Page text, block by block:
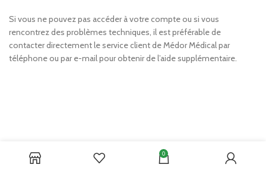
Si vous ne pouvez pas accéder à votre compte ou si vous
rencontrez des problèmes techniques, il est préférable de
contacter directement le service client de Médor Médical par
téléphone ou par e-mail pour obtenir de l’aide supplémentaire.
0